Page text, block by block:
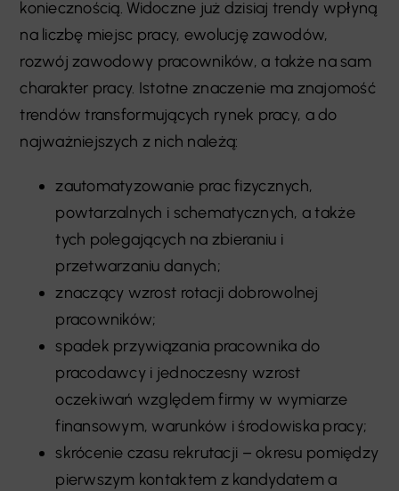
koniecznością. Widoczne już dzisiaj trendy wpłyną
na liczbę miejsc pracy, ewolucję zawodów,
rozwój zawodowy pracowników, a także na sam
charakter pracy. Istotne znaczenie ma znajomość
trendów transformujących rynek pracy, a do
najważniejszych z nich należą:
zautomatyzowanie prac fizycznych,
powtarzalnych i schematycznych, a także
tych polegających na zbieraniu i
przetwarzaniu danych;
znaczący wzrost rotacji dobrowolnej
pracowników;
spadek przywiązania pracownika do
pracodawcy i jednoczesny wzrost
oczekiwań względem firmy w wymiarze
finansowym, warunków i środowiska pracy;
skrócenie czasu rekrutacji – okresu pomiędzy
pierwszym kontaktem z kandydatem a